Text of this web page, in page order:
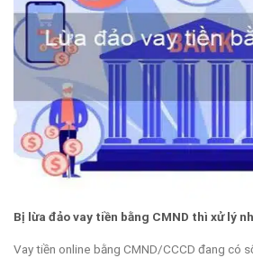
Bị lừa đảo vay tiền bằng CMND thì xử lý
Vay tiền online bằng CMND/CCCD đang có